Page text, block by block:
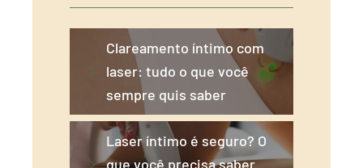
Clareamento íntimo com
laser: tudo o que você
sempre quis saber
Laser íntimo é seguro? O
que você precisa saber